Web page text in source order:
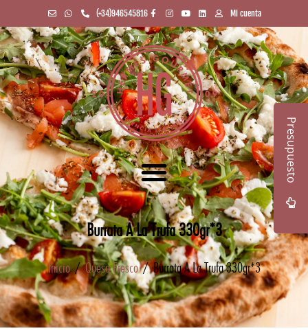
(+34)946545816 Mi cuenta
Burrata A La Trufa 330gr*3
Inicio/Queso Fresco/ Burrata A La Trufa 330gr*3
Presupuesto